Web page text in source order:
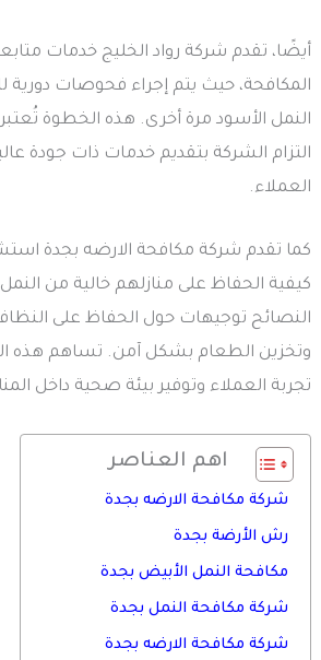
أيضًا، تقدم شركة رواد الخليج خدمات
المكافحة، حيث يتم إجراء فحوصات دورية
النمل الأسود مرة أخرى. هذه الخطوة
التزام الشركة بتقديم خدمات ذات جودة
العملاء.
كما تقدم شركة مكافحة الارضه بجدة
كيفية الحفاظ على منازلهم خالية من
النصائح توجيهات حول الحفاظ على
وتخزين الطعام بشكل آمن. تساهم هذه
تجربة العملاء وتوفير بيئة صحية داخل
اهم العناصر
شركة مكافحة الارضه بجدة
رش الأرضة بجدة
مكافحة النمل الأبيض بجدة
شركة مكافحة النمل بجدة
شركة مكافحة الارضه بجدة